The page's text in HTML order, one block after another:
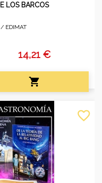
LOS BARCOS
/ EDIMAT
14,21 €

favorite_border